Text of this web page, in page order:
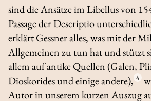
sind die Ansätze imLibellusvon
Passage derDescriptio
erklärt Gessner alles, was mit der
Allgemeinen zu tun hat und stützt
allem auf antike Quellen (Galen,
Dioskorides und einige andere), 4
Autor in unserem kurzen Auszug